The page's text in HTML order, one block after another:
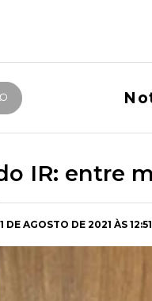
IR: entre
DE AGOSTO DE 2021 ÀS 12:51